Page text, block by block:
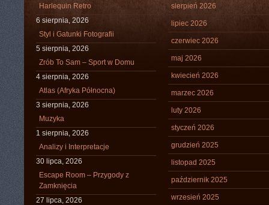
Harlequin Retro
6 sierpnia, 2026
Styl i Gatunki Fotografii
5 sierpnia, 2026
Zrób To Sam – Sport w Domu
4 sierpnia, 2026
Atlas (Afryka Północna)
3 sierpnia, 2026
Muzyka
1 sierpnia, 2026
Analizy i Interpretacje
30 lipca, 2026
Escape Room – Przygody z
Zamknięcia
27 lipca, 2026
sierpień 2026
lipiec 2026
czerwiec 2026
maj 2026
kwiecień 2026
marzec 2026
luty 2026
styczeń 2026
grudzień 2025
listopad 2025
październik 2025
wrzesień 2025